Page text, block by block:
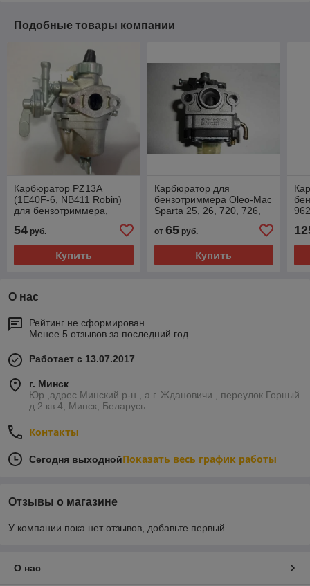
Подобные товары компании
Карбюратор PZ13A
(1E40F-6, NB411 Robin)
для бензотриммера,
распылителя и др.
54 руб.
Купить
Карбюратор для
бензотриммера Oleo-Mac
Sparta 25, 26, 720, 726,
Efco Stark 25 (тип Walbro
WYL-205) 2318947AR
от 65руб.
Купить
О нас
Рейтинг не сформирован
Менее 5 отзывов за последний год
Работает с 13.07.2017
г. Минск
Юр.,адрес Минский р-н , а.г. Ждановичи , переулок Горный
д.2 кв.4, Минск, Беларусь
Контакты
Сегодня выходнойПоказать весь график работы
Отзывы о магазине
У компании пока нет отзывов, добавьте первый
О нас